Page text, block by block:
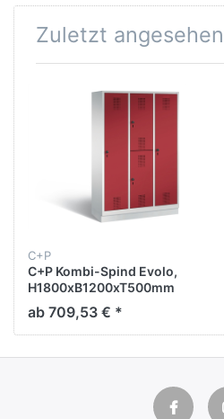
Zuletzt angesehen
C+P
C+P Kombi-Spind Evolo,
H1800xB1200xT500mm
ab 709,53 € *